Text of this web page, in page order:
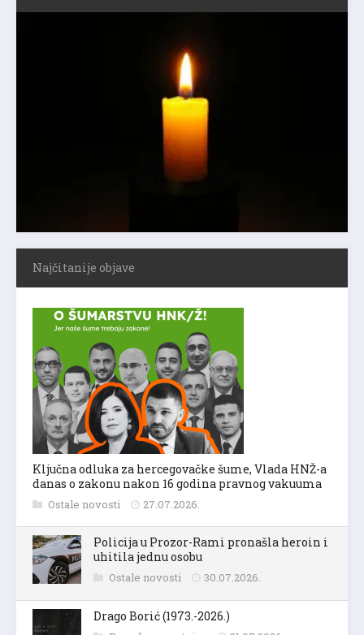
Najčitanije objave
Ključna odluka za hercegovačke šume, Vlada HNŽ-a
danas o zakonu nakon 16 godina pravnog vakuuma
Ostale novosti 27.07.2026.
Policija u Prozor-Rami pronašla heroin i
uhitila jednu osobu
Ostale novosti 30.07.2026.
Drago Borić (1973.-2026.)